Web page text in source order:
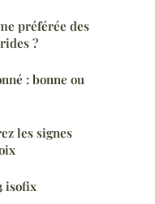
préférée des
?
: bonne ou
les signes
isofix